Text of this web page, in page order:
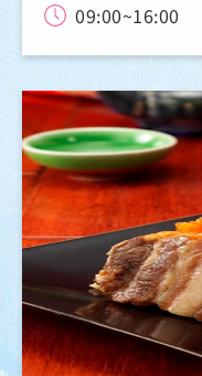
09:00~16:00